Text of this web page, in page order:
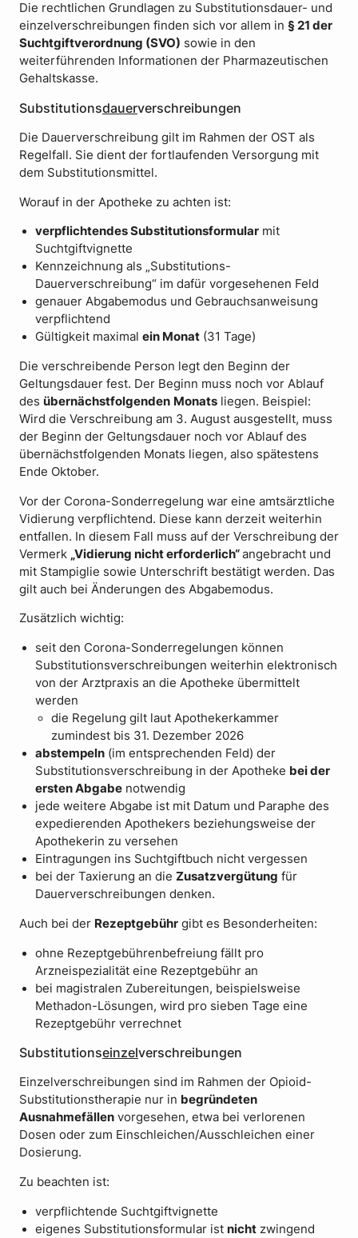
Die rechtlichen Grundlagen zu Substitutionsdauer- und
einzelverschreibungen finden sich vor allem in § 21 der
Suchtgiftverordnung (SVO) sowie in den
weiterführenden Informationen der Pharmazeutischen
Gehaltskasse.
Substitutionsdauerverschreibungen
Die Dauerverschreibung gilt im Rahmen der OST als
Regelfall. Sie dient der fortlaufenden Versorgung mit
dem Substitutionsmittel.
Worauf in der Apotheke zu achten ist:
verpflichtendes Substitutionsformular mit
Suchtgiftvignette
Kennzeichnung als „Substitutions-
Dauerverschreibung“ im dafür vorgesehenen Feld
genauer Abgabemodus und Gebrauchsanweisung
verpflichtend
Gültigkeit maximal ein Monat (31 Tage)
Die verschreibende Person legt den Beginn der
Geltungsdauer fest. Der Beginn muss noch vor Ablauf
des übernächstfolgenden Monats liegen. Beispiel:
Wird die Verschreibung am 3. August ausgestellt, muss
der Beginn der Geltungsdauer noch vor Ablauf des
übernächstfolgenden Monats liegen, also spätestens
Ende Oktober.
Vor der Corona-Sonderregelung war eine amtsärztliche
Vidierung verpflichtend. Diese kann derzeit weiterhin
entfallen. In diesem Fall muss auf der Verschreibung der
Vermerk „Vidierung nicht erforderlich“angebracht und
mit Stampiglie sowie Unterschrift bestätigt werden. Das
gilt auch bei Änderungen des Abgabemodus.
Zusätzlich wichtig:
seit den Corona-Sonderregelungen können
Substitutionsverschreibungen weiterhin elektronisch
von der Arztpraxis an die Apotheke übermittelt
werden
die Regelung gilt laut Apothekerkammer
zumindest bis 31. Dezember 2026
abstempeln (im entsprechenden Feld) der
Substitutionsverschreibung in der Apotheke bei der
ersten Abgabe notwendig
jede weitere Abgabe ist mit Datum und Paraphe des
expedierenden Apothekers beziehungsweise der
Apothekerin zu versehen
Eintragungen ins Suchtgiftbuch nicht vergessen
bei der Taxierung an die Zusatzvergütung für
Dauerverschreibungen denken.
Auch bei der Rezeptgebühr gibt es Besonderheiten:
ohne Rezeptgebührenbefreiung fällt pro
Arzneispezialität eine Rezeptgebühr an
bei magistralen Zubereitungen, beispielsweise
Methadon-Lösungen, wird pro sieben Tage eine
Rezeptgebühr verrechnet
Substitutionseinzelverschreibungen
Einzelverschreibungen sind im Rahmen der Opioid-
Substitutionstherapie nur in begründeten
Ausnahmefällen vorgesehen, etwa bei verlorenen
Dosen oder zum Einschleichen/Ausschleichen einer
Dosierung.
Zu beachten ist:
verpflichtende Suchtgiftvignette
eigenes Substitutionsformular ist nicht zwingend